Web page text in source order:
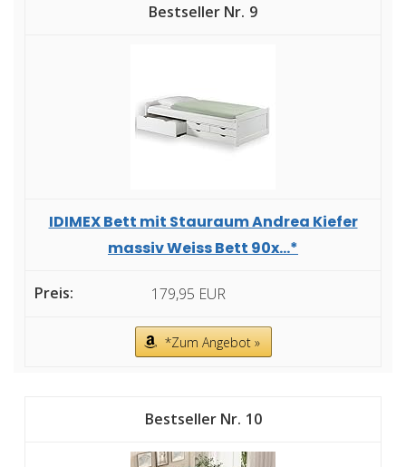
9
IDIMEX Bett mit Stauraum Andrea Kiefer
massiv Weiss Bett 90x...*
179,95 EUR
*Zum Angebot »
10